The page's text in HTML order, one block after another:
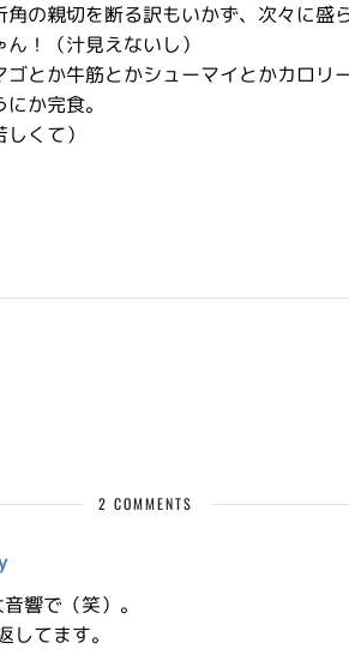
の親切を断る訳もいかず、次々に盛
！（汁見えないし）
ゴとか牛筋とかシューマイとかカロ
か完食。
くて）
2 COMMENTS
響で（笑）。
てます。